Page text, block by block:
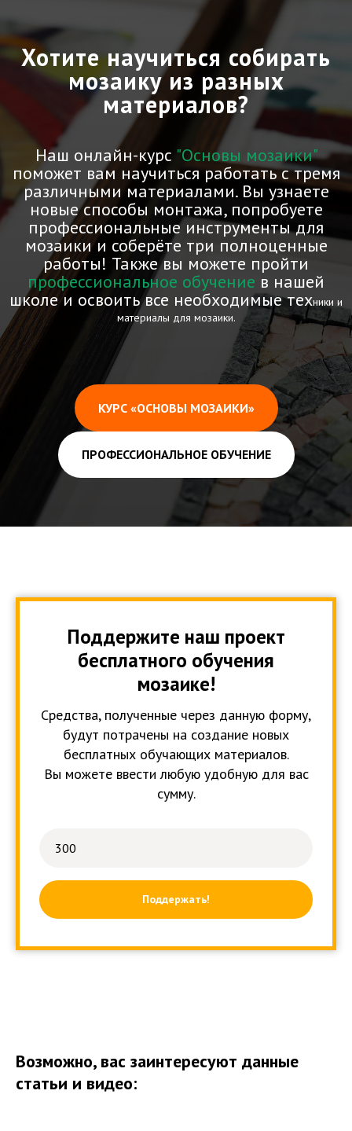
Хотите научиться собирать
мозаику из разных
материалов?
Наш онлайн-курс "Основы мозаики"
поможет вам научиться работать с тремя
различными материалами. Вы узнаете
новые способы монтажа, попробуете
профессиональные инструменты для
мозаики и соберёте три полноценные
работы! Также вы можете пройти
профессиональное обучение в нашей
школе и освоить все необходимые техники и
материалы для мозаики.
КУРС «ОСНОВЫ МОЗАИКИ»
ПРОФЕССИОНАЛЬНОЕ ОБУЧЕНИЕ
Поддержите наш проект
бесплатного обучения
мозаике!
Средства, полученные через данную форму,
будут потрачены на создание новых
бесплатных обучающих материалов.
Вы можете ввести любую удобную для вас
сумму.
Поддержать!
Возможно, вас заинтересуют данные
статьи и видео: